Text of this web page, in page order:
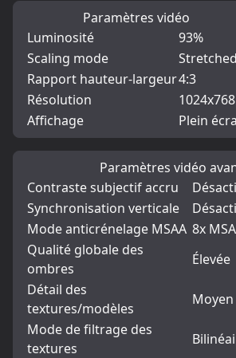
Paramètres vidéo
Luminosité
93%
Scaling mode
Stretched
Rapport hauteur-largeur4:3
Résolution
1024x768
Affichage
Plein
Paramètres vidéo
Contraste subjectif accru
Synchronisation verticale
Mode anticrénelage MSAA 8x
Qualité globale des
ombres
Élevée
Détail des
textures/modèles
Moyen
Mode de filtrage des
textures